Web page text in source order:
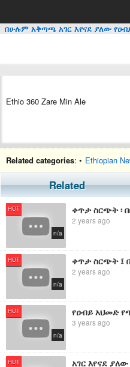
በሁሉም አቅጣጫ አገር እየናደ ያለው
Ethio 360 Zare Min Ale
Related categories: • Ethiopian
Related
HOT
n/a
2 years ago
HOT
n/a
2 years ago
HOT
n/a
3 years ago
HOT